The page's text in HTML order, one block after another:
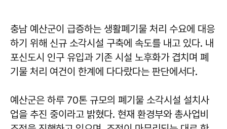
충남 예산군이 급증하는 생활폐기물 처리 수요에 대응
하기 위해 신규 소각시설 구축에 속도를 내고 있다. 내
포신도시 인구 유입과 기존 시설 노후화가 겹치며 폐
기물 처리 여건이 한계에 다다랐다는 판단에서다.
예산군은 하루 70톤 규모의 폐기물 소각시설 설치사
업을 추진 중이라고 밝혔다. 현재 환경부와 총사업비